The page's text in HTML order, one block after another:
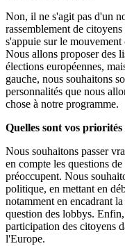
Non, il ne s'agit pas d'un
rassemblement de
s'appuie sur le
Nous allons proposer des
élections européennes,
gauche, nous souhaitons
personnalités que nous
chose à notre programme.
Quelles sont vos
Nous souhaitons passer
en compte les questions
préoccupent. Nous
politique, en mettant en
notamment en encadrant
question des lobbys.
participation des citoyens
l'Europe.